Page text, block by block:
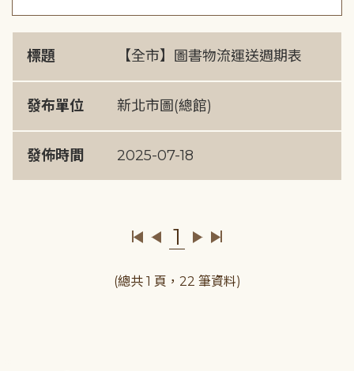
標題 【全市】圖書物流運送週期表
發布單位 新北市圖(總館)
發佈時間 2025-07-18
1
(總共 1 頁，22 筆資料)